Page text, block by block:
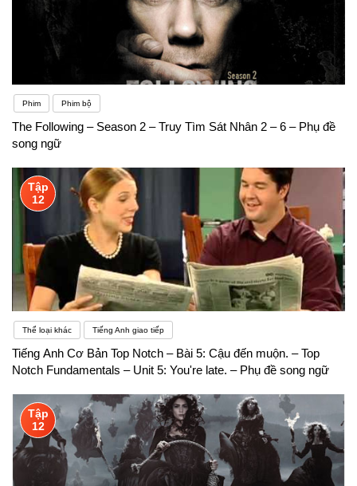
Phim Phim bộ
The Following – Season 2 – Truy Tìm Sát Nhân 2 – 6 – Phụ đề
song ngữ
Tập
12
Thể loại khác Tiếng Anh giao tiếp
Tiếng Anh Cơ Bản Top Notch – Bài 5: Cậu đến muộn. – Top
Notch Fundamentals – Unit 5: You're late. – Phụ đề song ngữ
Tập
12